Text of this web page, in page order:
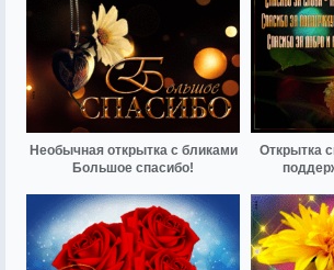
Необычная открытка с бликами
Большое спасибо!
Открытка